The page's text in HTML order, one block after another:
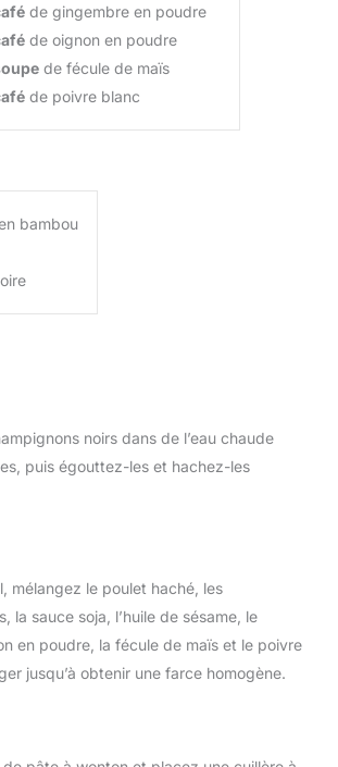
de gingembre en poudre
de oignon en poudre
de fécule de maïs
de poivre blanc
bambou
noirs dans de l’eau chaude
puis égouttez-les et hachez-les
mélangez le poulet haché, les
la sauce soja, l’huile de sésame, le
en poudre, la fécule de maïs et le poivre
jusqu’à obtenir une farce homogène.